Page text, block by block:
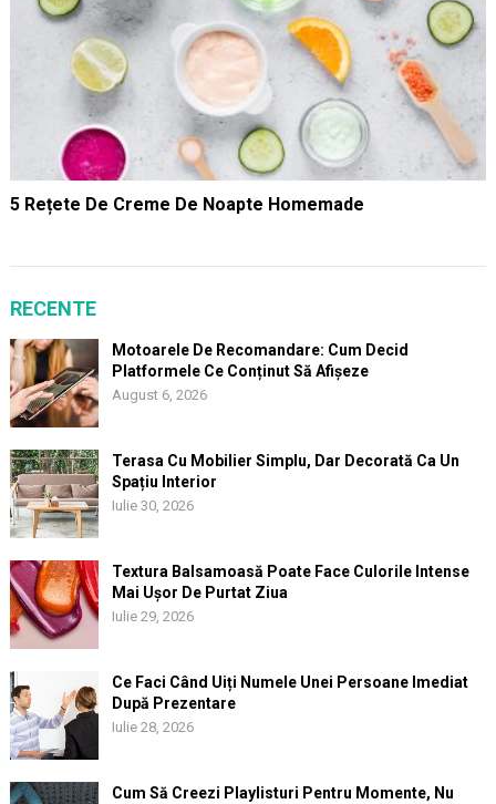
5 Rețete De Creme De Noapte Homemade
RECENTE
Motoarele De Recomandare: Cum Decid
Platformele Ce Conținut Să Afișeze
August 6, 2026
Terasa Cu Mobilier Simplu, Dar Decorată Ca Un
Spațiu Interior
Iulie 30, 2026
Textura Balsamoasă Poate Face Culorile Intense
Mai Ușor De Purtat Ziua
Iulie 29, 2026
Ce Faci Când Uiți Numele Unei Persoane Imediat
După Prezentare
Iulie 28, 2026
Cum Să Creezi Playlisturi Pentru Momente, Nu